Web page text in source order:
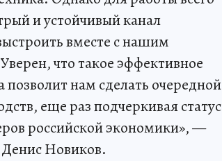
и устойчивый канал
вместе с нашим
что такое эффективное
нам сделать очередной
еще раз подчеркивая статус
российской экономики», —
Новиков.